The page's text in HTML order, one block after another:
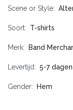
Scene or Style
Soort T-shirts
Merk Band
Levertijd 5-7 dagen
Gender Hem